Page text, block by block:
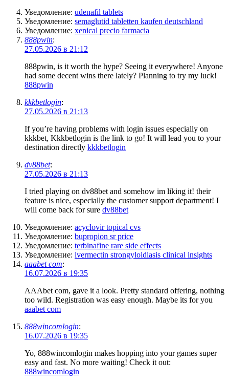
Уведомление: udenafil tablets
Уведомление: semaglutid tabletten kaufen deutschland
Уведомление: xenical precio farmacia
888pwin:
27.05.2026 в 21:12
888pwin, is it worth the hype? Seeing it everywhere! Anyone
had some decent wins there lately? Planning to try my luck!
888pwin
kkkbetlogin:
27.05.2026 в 21:13
If you’re having problems with login issues especially on
kkkbet, Kkkbetlogin is the link to go! It will lead you to your
destination directly kkkbetlogin
dv88bet:
27.05.2026 в 21:13
I tried playing on dv88bet and somehow im liking it! their
feature is nice, especially the customer support department! I
will come back for sure dv88bet
Уведомление: acyclovir topical cvs
Уведомление: bupropion sr price
Уведомление: terbinafine rare side effects
Уведомление: ivermectin strongyloidiasis clinical insights
aaabet com:
16.07.2026 в 19:35
AAAbet com, gave it a look. Pretty standard offering, nothing
too wild. Registration was easy enough. Maybe its for you
aaabet com
888wincomlogin:
16.07.2026 в 19:35
Yo, 888wincomlogin makes hopping into your games super
easy and fast. No more waiting! Check it out:
888wincomlogin